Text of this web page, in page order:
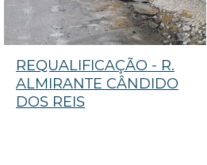
REQUALIFICAÇÃO - R.
ALMIRANTE CÂNDIDO
DOS REIS